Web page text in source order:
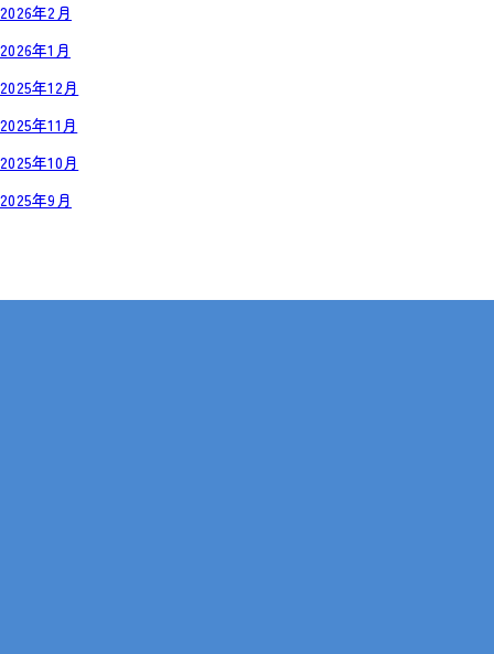
2026年2月
2026年1月
2025年12月
2025年11月
2025年10月
2025年9月